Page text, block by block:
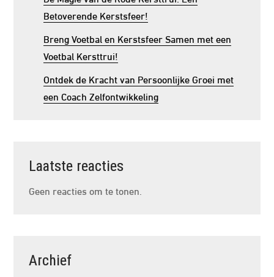
Betoverende Kerstsfeer!
Breng Voetbal en Kerstsfeer Samen met een
Voetbal Kersttrui!
Ontdek de Kracht van Persoonlijke Groei met
een Coach Zelfontwikkeling
Laatste reacties
Geen reacties om te tonen.
Archief